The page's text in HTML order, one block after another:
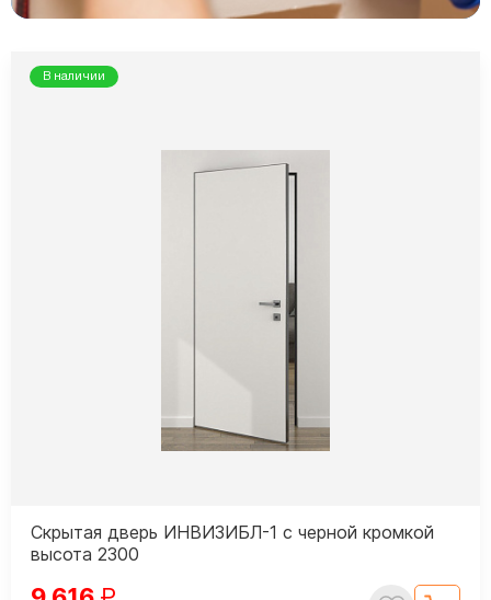
В наличии
Скрытая дверь ИНВИЗИБЛ-1 с черной кромкой
высота 2300